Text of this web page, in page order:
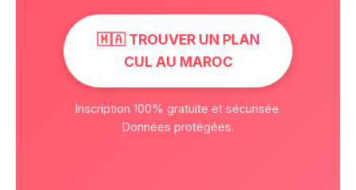
🇲🇦 TROUVER UN PLAN
CUL AU MAROC
Inscription 100% gratuite et sécurisée.
Données protégées.